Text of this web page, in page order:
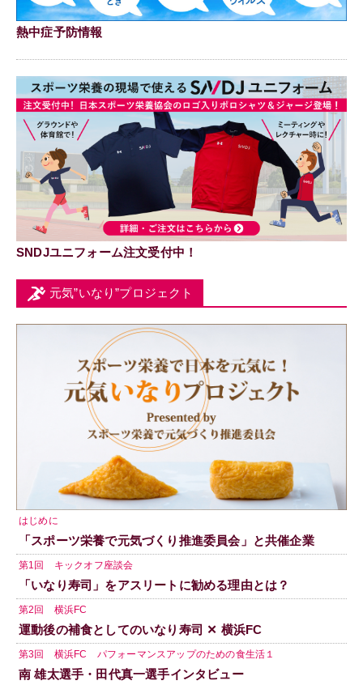
熱中症予防情報
SNDJユニフォーム注文受付中！
元気”いなり”プロジェクト
はじめに
「スポーツ栄養で元気づくり推進委員会」と共催企業
第1回 キックオフ座談会
「いなり寿司」をアスリートに勧める理由とは？
第2回 横浜FC
運動後の補食としてのいなり寿司 ✕ 横浜FC
第3回 横浜FC パフォーマンスアップのための食生活１
南 雄太選手・田代真一選手インタビュー